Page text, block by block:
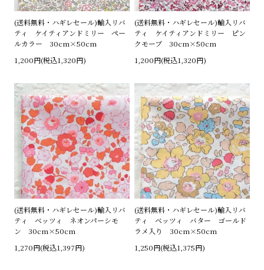
(送料無料・ハギレセール)輸入リバ
ティ ケイティアンドミリー ペー
ルカラー 30cm×50cm
1,200円(税込1,320円)
(送料無料・ハギレセール)輸入リバ
ティ ケイティアンドミリー ピン
クモーブ 30cm×50cm
1,200円(税込1,320円)
(送料無料・ハギレセール)輸入リバ
ティ ベッツィ ネオンパーシモ
ン 30cm×50cm
1,270円(税込1,397円)
(送料無料・ハギレセール)輸入リバ
ティ ベッツィ バター ゴールド
ラメ入り 30cm×50cm
1,250円(税込1,375円)